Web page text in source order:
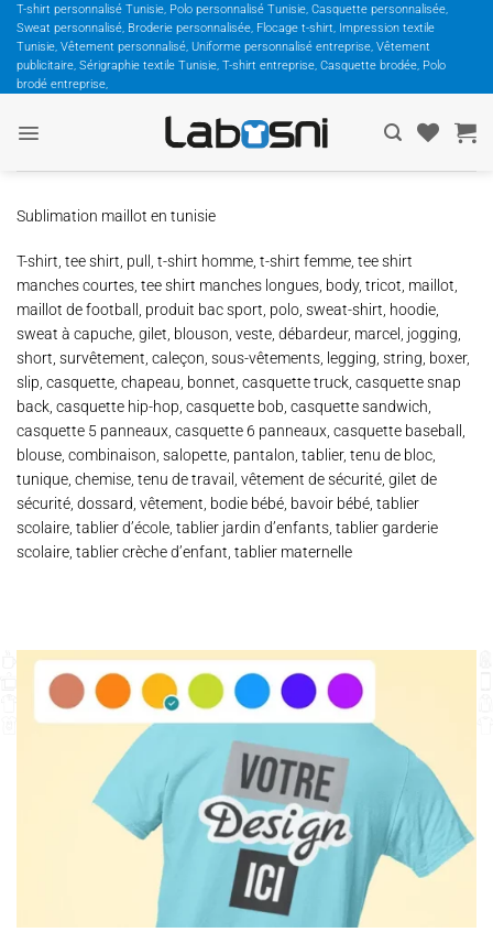
Passer
contenu
T-shirt personnalisé Tunisie, Polo personnalisé Tunisie, Casquette personnalisée,
Sweat personnalisé, Broderie personnalisée, Flocage t-shirt, Impression textile
Tunisie, Vêtement personnalisé, Uniforme personnalisé entreprise, Vêtement
publicitaire, Sérigraphie textile Tunisie, T-shirt entreprise, Casquette brodée, Polo
brodé entreprise,
Sublimation maillot en tunisie
T-shirt, tee shirt, pull, t-shirt homme, t-shirt femme, tee shirt
manches courtes, tee shirt manches longues, body, tricot, maillot,
maillot de football, produit bac sport, polo, sweat-shirt, hoodie,
sweat à capuche, gilet, blouson, veste, débardeur, marcel, jogging,
short, survêtement, caleçon, sous-vêtements, legging, string, boxer,
slip, casquette, chapeau, bonnet, casquette truck, casquette snap
back, casquette hip-hop, casquette bob, casquette sandwich,
casquette 5 panneaux, casquette 6 panneaux, casquette baseball,
blouse, combinaison, salopette, pantalon, tablier, tenu de bloc,
tunique, chemise, tenu de travail, vêtement de sécurité, gilet de
sécurité, dossard, vêtement, bodie bébé, bavoir bébé, tablier
scolaire, tablier d’école, tablier jardin d’enfants, tablier garderie
scolaire, tablier crèche d’enfant, tablier maternelle